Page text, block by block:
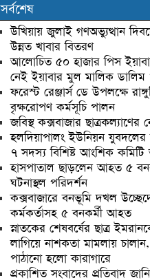
সর্বশেষ
উখিয়ায় জুলাই গণঅভ্যুত্থান
উন্নত খাবার বিতরণ
আলোচিত ৫০ হাজার পিস
নেই ইয়াবার মুল মালিক ডালিম
ফরেস্ট রেঞ্জার্স ডে উপলক্ষে
বৃক্ষরোপণ কর্মসূচি পালন
জবিস্থ কক্সবাজার
হলদিয়াপালং ইউনিয়ন যুবদলের
৭ সদস্য বিশিষ্ট আংশিক
হাসপাতাল ছাড়লেন আহত ৫
ঘটনাস্থল পরিদর্শন
কক্সবাজারে বনভূমি দখল
কর্মকর্তাসহ ৫ বনকর্মী আহত
স্নাতকের শেষবর্ষের ছাত্র
লাগিয়ে নাশকতা মামলায়
পাঠানো হলো কারাগারে
প্রকাশিত সংবাদের প্রতিবাদ